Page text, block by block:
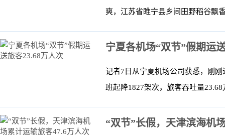
爽，江苏省睢宁县乡间田野稻谷飘
宁夏各机场“双节”假期运
记者7日从宁夏机场公司获悉，刚
班起降1827架次，旅客吞吐量
“双节”长假，天津滨海机